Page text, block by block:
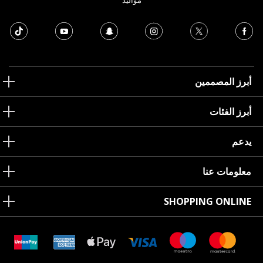
أبرز المصممين
أبرز الفئات
يدعم
معلومات عنا
SHOPPING ONLINE